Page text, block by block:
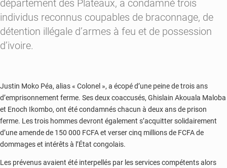
département des Plateaux, a condamné trois
individus reconnus coupables de braconnage, de
détention illégale d’armes à feu et de possession
d’ivoire.
Justin Moko Péa, alias « Colonel », a écopé d’une peine de trois ans
d’emprisonnement ferme. Ses deux coaccusés, Ghislain Akouala Maloba
et Enoch Ikombo, ont été condamnés chacun à deux ans de prison
ferme. Les trois hommes devront également s’acquitter solidairement
d’une amende de 150 000 FCFA et verser cinq millions de FCFA de
dommages et intérêts à l’État congolais.
Les prévenus avaient été interpellés par les services compétents alors